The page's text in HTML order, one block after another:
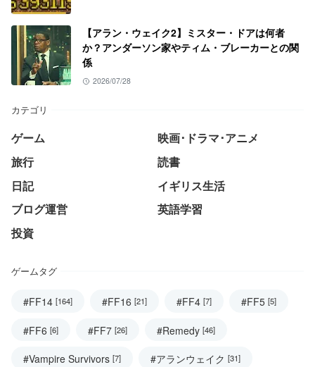
【アラン・ウェイク2】ミスター・ドアは何者
か？アンダーソン家やティム・ブレーカーとの関
係
2026/07/28
カテゴリ
ゲーム
映画･ドラマ･アニメ
旅行
読書
日記
イギリス生活
ブログ運営
英語学習
投資
ゲームタグ
#FF14 [164] #FF16 [21] #FF4 [7] #FF5 [5]
#FF6 [6] #FF7 [26] #Remedy [46]
#Vampire Survivors [7] #アランウェイク [31]